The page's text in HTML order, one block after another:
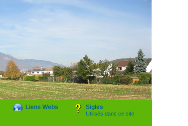
Liens Webs Sigles
Utilisés dans ce site